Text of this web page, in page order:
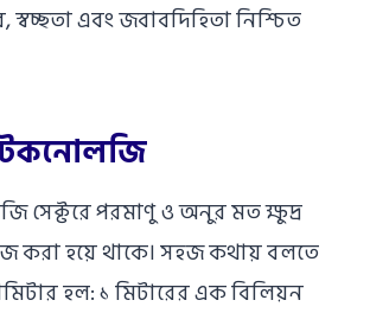
স্বচ্ছতা এবং জবাবদিহিতা নিশ্চিত
সেক্টরে পরমাণু ও অনুর মত ক্ষুদ্র
করা হয়ে থাকে। সহজ কথায় বলতে
হল: ১ মিটারের এক বিলিয়ন